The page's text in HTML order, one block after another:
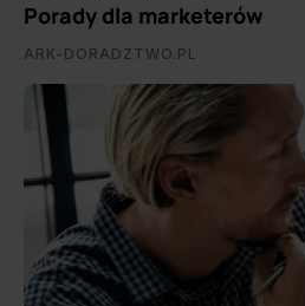
Porady dla marketerów
ARK-DORADZTWO.PL